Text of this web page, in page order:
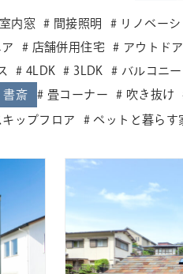
室内窓 間接照明 リノベー
店舗併用住宅 アウトドア
4LDK 3LDK バルコニー
書斎 畳コーナー 吹き抜け
キップフロア ペットと暮らす